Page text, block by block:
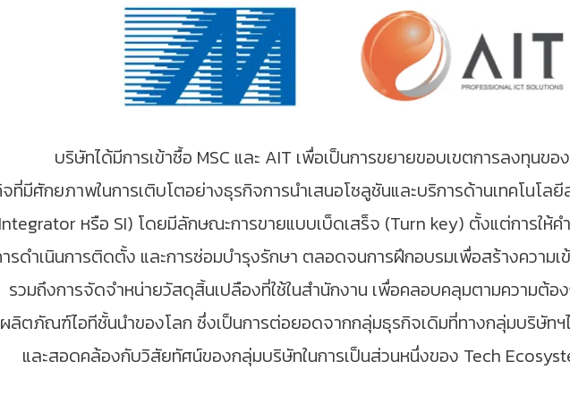
บริษัทได้มีการเข้าซื้อ MSC และ AIT เพื่อเป็นการขยายขอบเขตการลงทุนขอ
ที่มีศักยภาพในการเติบโตอย่างธุรกิจการนำเสนอโซลูชันและบริการด้านเทคโนโล
หรือ SI) โดยมีลักษณะการขายแบบเบ็ดเสร็จ (Turn key) ตั้งแต่การให้ค
รดำเนินการติดตั้ง และการซ่อมบำรุงรักษา ตลอดจนการฝึกอบรมเพื่อสร้างความเข้
รวมถึงการจัดจำหน่ายวัสดุสิ้นเปลืองที่ใช้ในสำนักงาน เพื่อคลอบคลุมตามความต้อ
ลิตภัณฑ์ไอทีชั้นนำของโลก ซึ่งเป็นการต่อยอดจากกลุ่มธุรกิจเดิมที่ทางกลุ่มบริษัทฯ
และสอดคล้องกับวิสัยทัศน์ของกลุ่มบริษัทในการเป็นส่วนหนึ่งของ Tech